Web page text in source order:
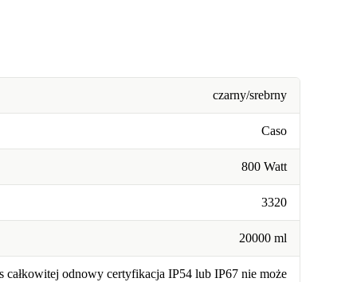
czarny/srebrny
Caso
800 Watt
3320
20000 ml
całkowitej odnowy certyfikacja IP54 lub IP67 nie może